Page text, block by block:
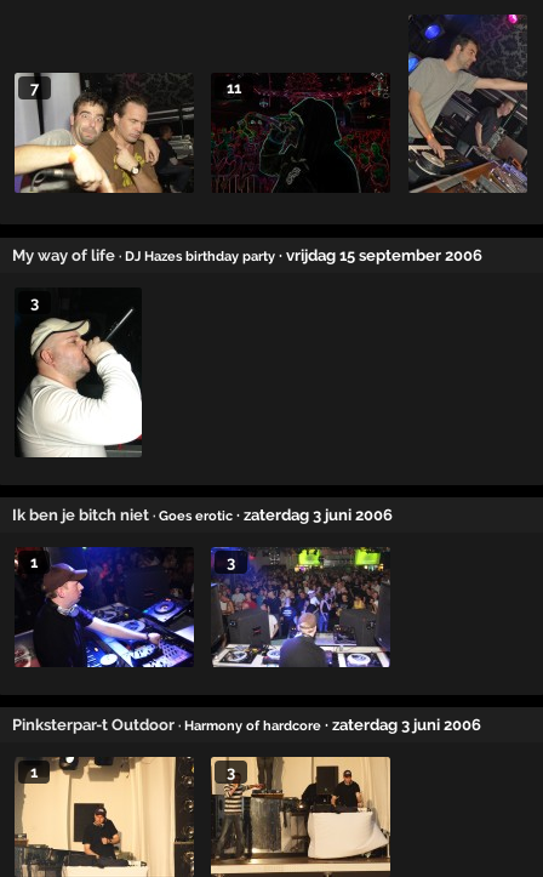
7 11
My way of life · DJ Hazes birthday party · vrijdag 15 september 2006
3
Ik ben je bitch niet · Goes erotic · zaterdag 3 juni 2006
1 3
Pinksterpar-t Outdoor · Harmony of hardcore · zaterdag 3 juni 2006
1 3